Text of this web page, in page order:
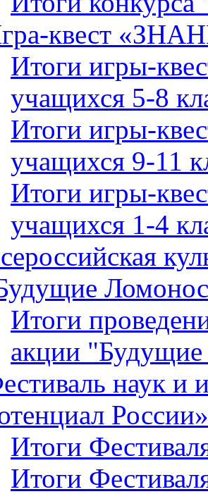
квест
Итоги игры-
учащихся 5-8
Итоги игры-
учащихся 9-11
Итоги игры-
учащихся 1-4
Итоги
акции
наук и
России»
Итоги
Итоги